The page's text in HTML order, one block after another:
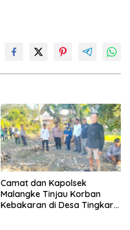
Camat dan Kapolsek
Malangke Tinjau Korban
Kebakaran di Desa Tingkara,